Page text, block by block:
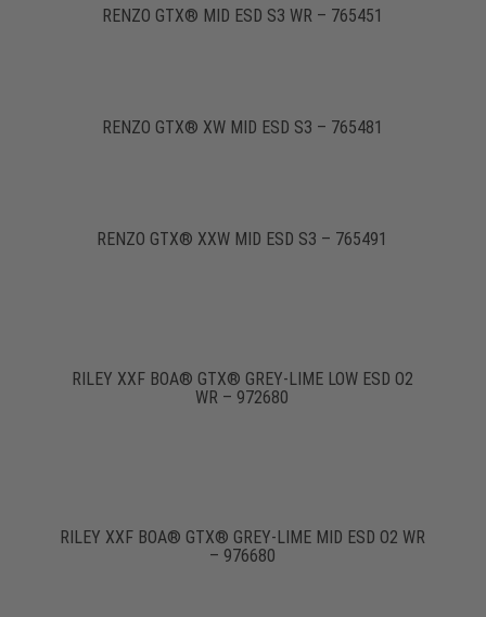
RENZO GTX® MID ESD S3 WR – 765451
RENZO GTX® XW MID ESD S3 – 765481
RENZO GTX® XXW MID ESD S3 – 765491
RILEY XXF BOA® GTX® GREY-LIME LOW ESD O2
WR – 972680
RILEY XXF BOA® GTX® GREY-LIME MID ESD O2 WR
– 976680